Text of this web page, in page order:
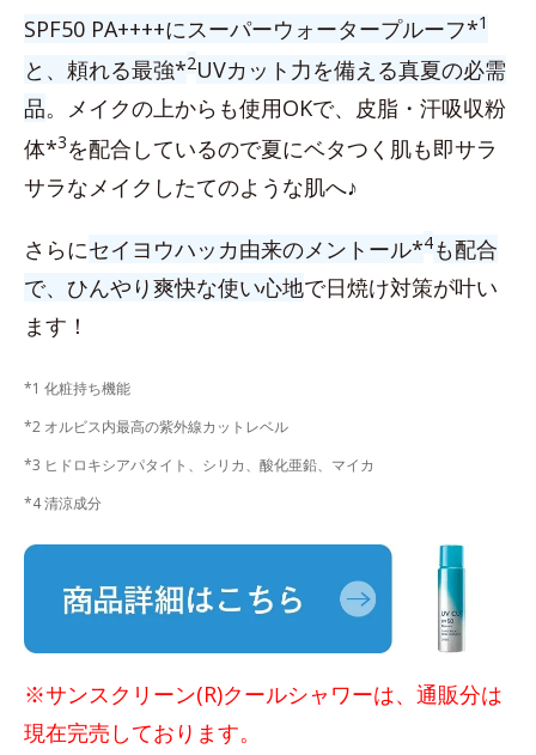
SPF50 PA++++にスーパーウォータープルーフ*1
と、頼れる最強*2UVカット力を備える真夏の必需
品。メイクの上からも使用OKで、皮脂・汗吸収粉
体*3を配合しているので夏にベタつく肌も即サラ
サラなメイクしたてのような肌へ♪
さらにセイヨウハッカ由来のメントール*4も配合
で、ひんやり爽快な使い心地で日焼け対策が叶い
ます！
*1 化粧持ち機能
*2 オルビス内最高の紫外線カットレベル
*3 ヒドロキシアパタイト、シリカ、酸化亜鉛、マイカ
*4 清涼成分
※サンスクリーン(R)クールシャワーは、通販分は
現在完売しております。